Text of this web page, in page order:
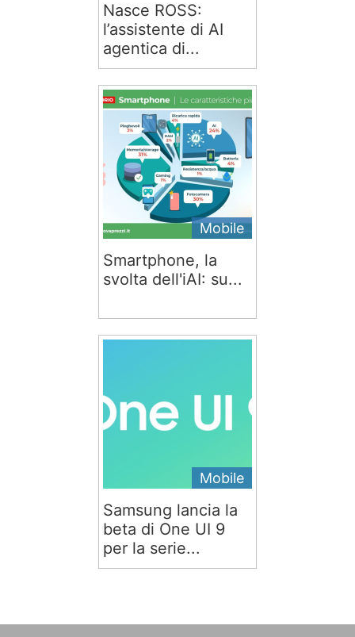
Nasce ROSS:
l’assistente di AI
agentica di...
Mobile
Smartphone, la
svolta dell'iAI: su...
Mobile
Samsung lancia la
beta di One UI 9
per la serie...